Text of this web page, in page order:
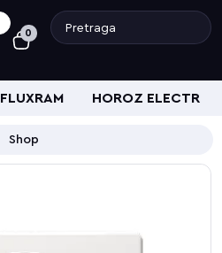
0
FLUXRAM HOROZ ELECTRIC
Shop